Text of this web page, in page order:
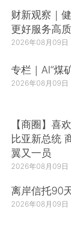
财新观察｜
更好服务高
2026年08月09日
专栏｜AI“煤
2026年08月09日
【商圈】喜
比亚新总统
翼又一员
2026年08月09日
离岸信托90
2026年08月09日